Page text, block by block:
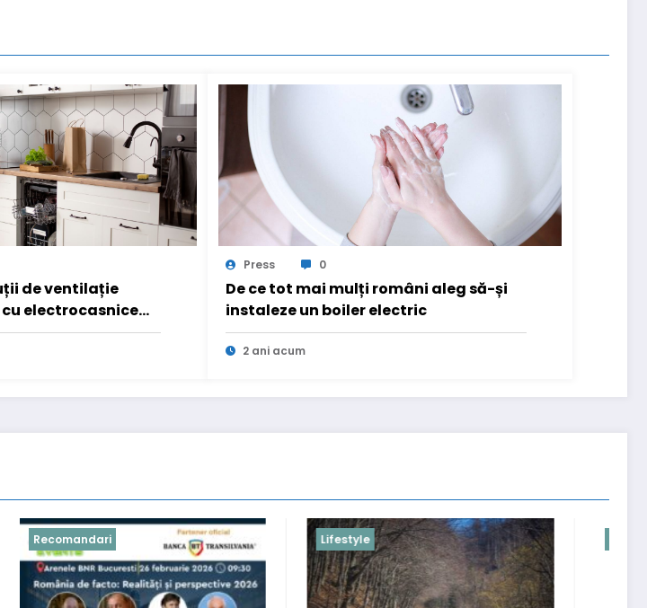
de ventilație
electrocasnice
Press 0
De ce tot mai mulți români aleg să-și
instaleze un boiler electric
2 ani acum
Lifestyle Recomandari